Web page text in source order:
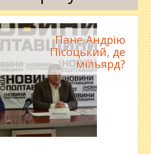
Пане Андрію
Пісоцький, де
мільярд?